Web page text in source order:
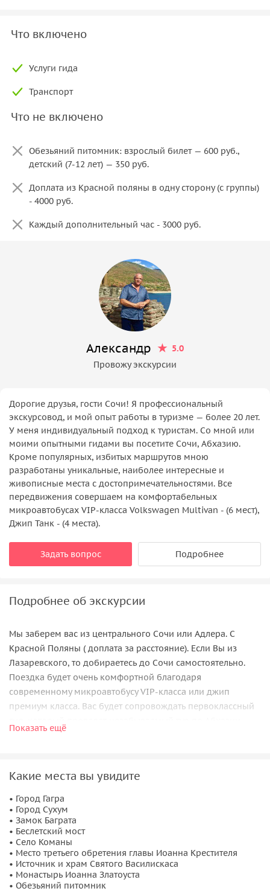
Что включено
Услуги гида
Транспорт
Что не включено
Обезьяний питомник: взрослый билет — 600 руб.,
детский (7-12 лет) — 350 руб.
Доплата из Красной поляны в одну сторону (с группы)
- 4000 руб.
Каждый дополнительный час - 3000 руб.
Александр
5.0
Провожу экскурсии
Дорогие друзья, гости Сочи! Я профессиональный
экскурсовод, и мой опыт работы в туризме — более 20 лет.
У меня индивидуальный подход к туристам. Со мной или
моими опытными гидами вы посетите Сочи, Абхазию.
Кроме популярных, избитых маршрутов мною
разработаны уникальные, наиболее интересные и
живописные места с достопримечательностями. Все
передвижения совершаем на комфортабельных
микроавтобусах VIP-класса Volkswagen Multivan - (6 мест),
Джип Танк - (4 места).
Задать вопрос Подробнее
Подробнее об экскурсии
Мы заберем вас из центрального Сочи или Адлера. С
Красной Поляны ( доплата за расстояние). Если Вы из
Лазаревского, то добираетесь до Сочи самостоятельно.
Поездка будет очень комфортной благодаря
современному микроавтобусу VIP-класса или джип
премиум класса. Вас будет сопровождать первоклассный
, замок Баграта, Беслетский мост
древнейших архитектурных памятников в окрестностях
Сухума.
Главная достопримечательность на маршруте — трижды
святое местоКоманы, одно из самых почитаемых и
намоленых в Абхазии. Многие православные христиане
стремятся здесь побывать. В этом месте погребены Святой
Показать ещё
Какие места вы увидите
• Город Гагра
• Город Сухум
• Замок Баграта
• Беслетский мост
• Село Команы
• Место третьего обретения главы Иоанна Крестителя
• Источник и храм Святого Василискаса
• Монастырь Иоанна Златоуста
• Обезьяний питомник